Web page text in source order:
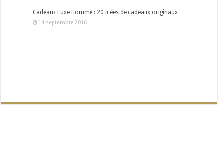
Cadeaux Luxe Homme : 20 idées de cadeaux originaux
14 septembre 2016